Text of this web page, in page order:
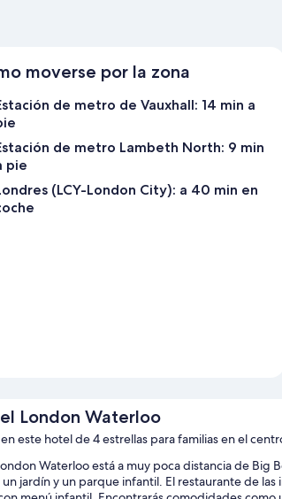
moverse por la zona
de metro de Vauxhall: 14 min a
de metro Lambeth North: 9 min
pie
(LCY-London City): a 40 min en
London Waterloo
este hotel de 4 estrellas para familias en el
Waterloo está a muy poca distancia de Big
jardín y un parque infantil. El restaurante de